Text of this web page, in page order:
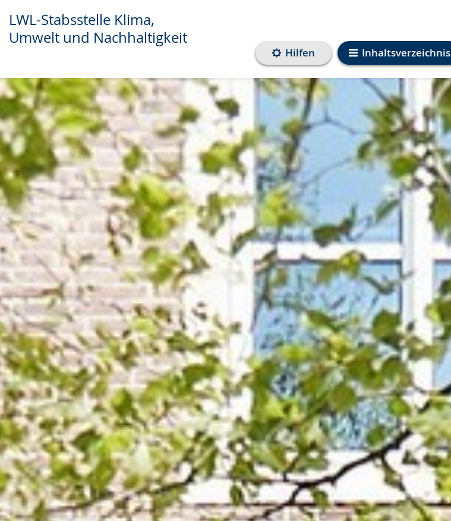
Transkript anzeigen
Abspielen
Pausieren
LWL-Stabsstelle Klima,
Umwelt und Nachhaltigkeit
Inhaltsverzeichnis
Hilfen